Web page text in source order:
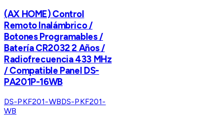
(AX HOME) Control
Remoto Inalámbrico /
Botones Programables /
Batería CR2032 2 Años /
Radiofrecuencia 433 MHz
/ Compatible Panel DS-
PA201P-16WB
DS-PKF201-WBDS-PKF201-
WB